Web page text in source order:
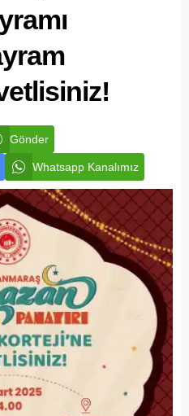
Gönder
Whatsapp Kanalımız